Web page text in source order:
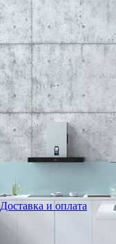
Доставка и оплата